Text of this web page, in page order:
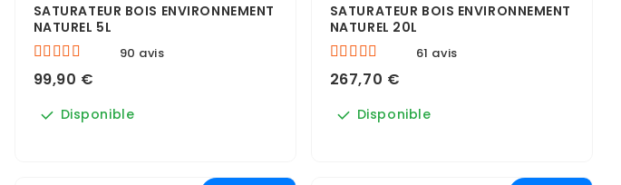
SATURATEUR BOIS ENVIRONNEMENT
NATUREL 5L
90 avis
99,90 €
Disponible
SATURATEUR BOIS ENVIRONNEMENT
NATUREL 20L
61 avis
267,70 €
Disponible